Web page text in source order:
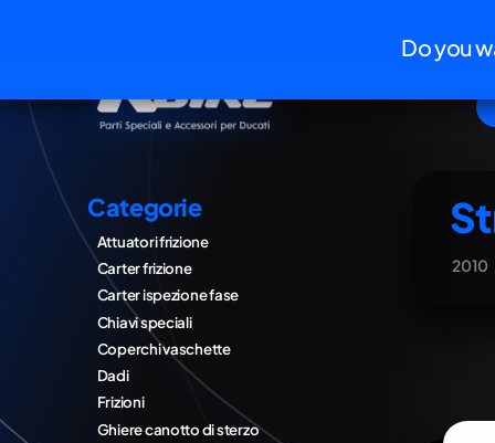
Categorie
Attuatori frizione
Carter frizione
Carter ispezione fase
Chiavi speciali
Coperchi vaschette
Dadi
Frizioni
Ghiere canotto di sterzo
2010
Do you